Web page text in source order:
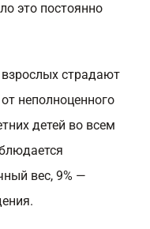
это постоянно
страдают
неполноценного
детей во всем
вес, 9% —